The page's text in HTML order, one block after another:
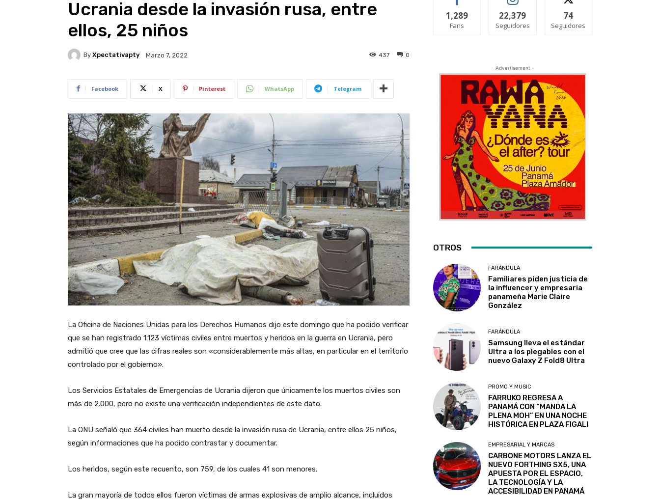
Ucrania desde la invasión rusa, entre
ellos, 25 niños
By Xpectativapty Marzo 7, 2022 0
437
Facebook X Pinterest WhatsApp Telegram
La Oficina de Naciones Unidas para los Derechos Humanos dijo este domingo que ha podido verificar
que se han registrado 1.123 víctimas civiles entre muertos y heridos en la guerra en Ucrania, pero
admitió que cree que las cifras reales son «considerablemente más altas, en particular en el territorio
controlado por el gobierno».
Los Servicios Estatales de Emergencias de Ucrania dijeron que únicamente los muertos civiles son
más de 2.000, pero no existe una verificación independientes de este dato.
La ONU señaló que 364 civiles han muerto desde la invasión rusa de Ucrania, entre ellos 25 niños,
según informaciones que ha podido contrastar y documentar.
Los heridos, según este recuento, son 759, de los cuales 41 son menores.
La gran mayoría de todos ellos fueron víctimas de armas explosivas de amplio alcance, incluidos
1,289
Fans
22,379
Seguidores
74
Seguidores
- Advertisement -
OTROS
FARÁNDULA
Familiares piden justicia de
la influencer y empresaria
panameña Marie Claire
González
FARÁNDULA
Samsung lleva el estándar
Ultra a los plegables con el
nuevo Galaxy Z Fold8 Ultra
PROMO Y MUSIC
FARRUKO REGRESA A
PANAMÁ CON “MANDA LA
PLENA MOH” EN UNA NOCHE
HISTÓRICA EN PLAZA FIGALI
EMPRESARIAL Y MARCAS
CARBONE MOTORS LANZA EL
NUEVO FORTHING SX5, UNA
APUESTA POR EL ESPACIO,
LA TECNOLOGÍA Y LA
ACCESIBILIDAD EN PANAMÁ